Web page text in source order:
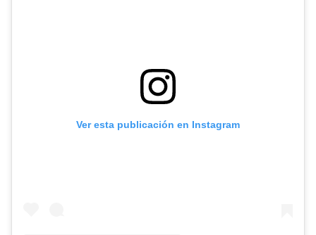
Ver esta publicación en Instagram